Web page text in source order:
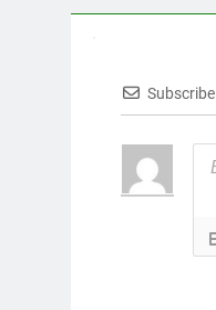
Subscribe